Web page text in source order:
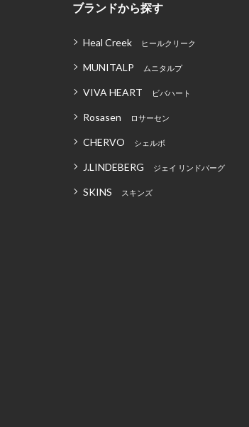
ブランドから探す
Heal Creek ヒールクリーク
MUNITALP ムニタルプ
VIVA HEART ビバハート
Rosasen ロサーセン
CHERVO シェルボ
J.LINDEBERG ジェイ リンドバーグ
SKINS スキンズ